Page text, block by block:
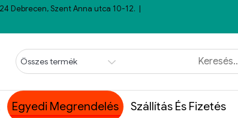
Debrecen, Szent Anna utca 10-12.
Egyedi Megrendelés Szállítás És Fizetés